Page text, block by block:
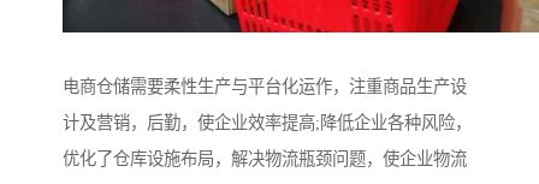
电商仓储需要柔性生产与平台化运作，注重商品生产设
计及营销，后勤，使企业效率提高;降低企业各种风险，
优化了仓库设施布局，解决物流瓶颈问题，使企业物流